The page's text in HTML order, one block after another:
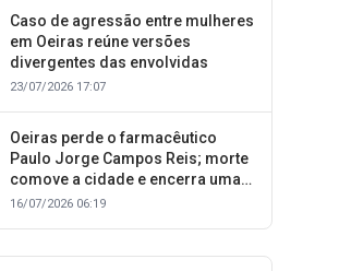
Caso de agressão entre mulheres
em Oeiras reúne versões
divergentes das envolvidas
23/07/2026 17:07
Oeiras perde o farmacêutico
Paulo Jorge Campos Reis; morte
comove a cidade e encerra uma
trajetória dedicada ao cuidado
16/07/2026 06:19